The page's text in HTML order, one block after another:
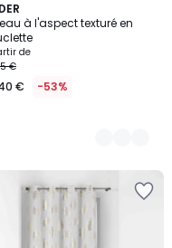
à l'aspect texturé en
de
€
€ -53%